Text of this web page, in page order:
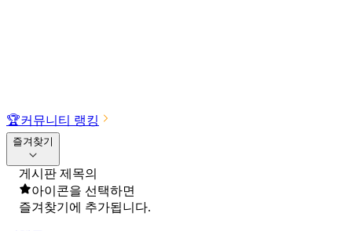
🏆커뮤니티 랭킹
즐겨찾기
게시판 제목의
아이콘을 선택하면
즐겨찾기에 추가됩니다.